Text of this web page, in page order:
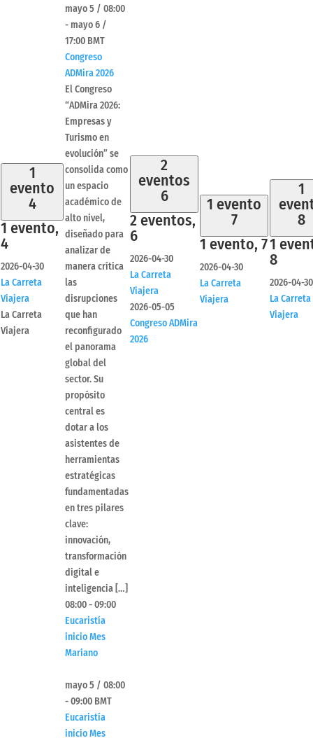
1
evento
4
1 evento,
4
2026-04-30
La Carreta
Viajera
La Carreta
Viajera
mayo 5 / 08:00
- mayo 6 /
17:00 BMT
Congreso
ADMira 2026
El Congreso
“ADMira 2026:
Empresas y
Turismo en
evolución” se
consolida como
un espacio
académico de
alto nivel,
diseñado para
analizar de
manera crítica
las
disrupciones
que han
reconfigurado
el panorama
global del
sector. Su
propósito
central es
dotar a los
asistentes de
herramientas
estratégicas
fundamentadas
en tres pilares
clave:
innovación,
transformación
digital e
inteligencia […]
08:00-09:00
Eucaristía
inicio Mes
Mariano
mayo 5 / 08:00
-09:00 BMT
Eucaristía
inicio Mes
2
eventos
6
2 eventos,
6
2026-04-30
La Carreta
Viajera
2026-05-05
Congreso ADMira
2026
1 evento
7
1 evento, 7
2026-04-30
La Carreta
Viajera
1
8
1
8
2026-04-30
La Carreta
Viajera